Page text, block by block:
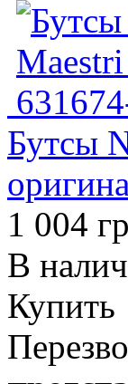
Бутсы
1 004
В
Купить